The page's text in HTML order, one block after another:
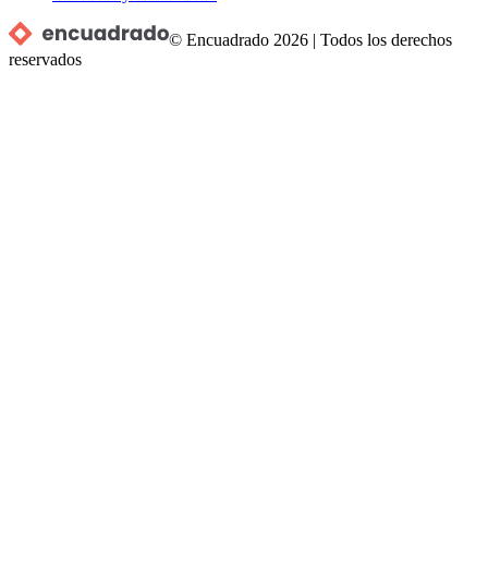
© Encuadrado 2026 |Todos los derechos
reservados